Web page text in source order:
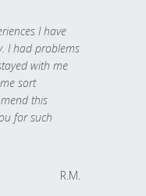
I have
I had problems
with me
sort
this
for such
R.M.